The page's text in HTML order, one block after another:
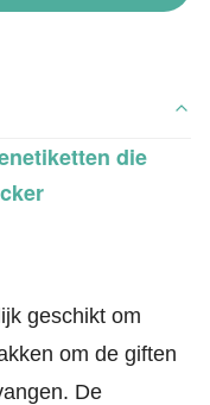
die
geschikt om
om de giften
De